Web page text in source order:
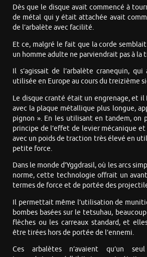
Dès que le disque avait commencé à
de métal qui y était attachée avait
de l’arbalète avec facilité.
Et ce, malgré le fait que la corde
un homme adulte ne parviendrait pas à la
Il s’agissait de l’arbalète cranequin,
utilisée en Europe au cours du treizième
Le disque cranté était un engrenage, et
avec la plaque métallique plus longue,
pignon ». En les utilisant en tandem, on
principe de l’effet de levier mécanique et
avec un poids de traction très élevé en
petite force.
Dans le monde d’Yggdrasil, où les arcs
norme, cette technologie offrait un
termes de force et de portée des
Il permettait même l’utilisation de
bombes basées sur le tetsuhau,
flèches ou les carreaux standard, et
être tirées hors de portée de l’ennemi.
Ces arbalètes n’avaient qu’un